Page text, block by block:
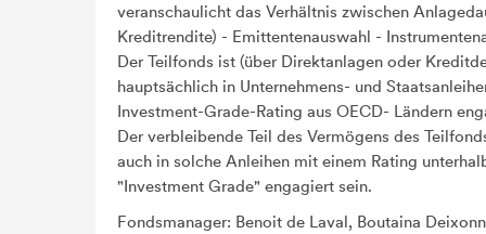
veranschaulicht das Verhältnis zwischen
Kreditrendite) - Emittentenauswahl -
Der Teilfonds ist (über Direktanlagen oder
hauptsächlich in Unternehmens- und
Investment-Grade-Rating aus OECD- Ländern
Der verbleibende Teil des Vermögens des
auch in solche Anleihen mit einem Rating
"Investment Grade" engagiert sein.
Fondsmanager: Benoit de Laval, Boutaina